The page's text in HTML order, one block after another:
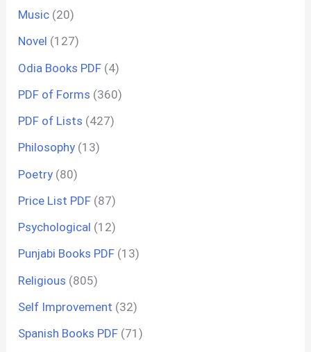
Music (20)
Novel (127)
Odia Books PDF (4)
PDF of Forms (360)
PDF of Lists (427)
Philosophy (13)
Poetry (80)
Price List PDF (87)
Psychological (12)
Punjabi Books PDF (13)
Religious (805)
Self Improvement (32)
Spanish Books PDF (71)